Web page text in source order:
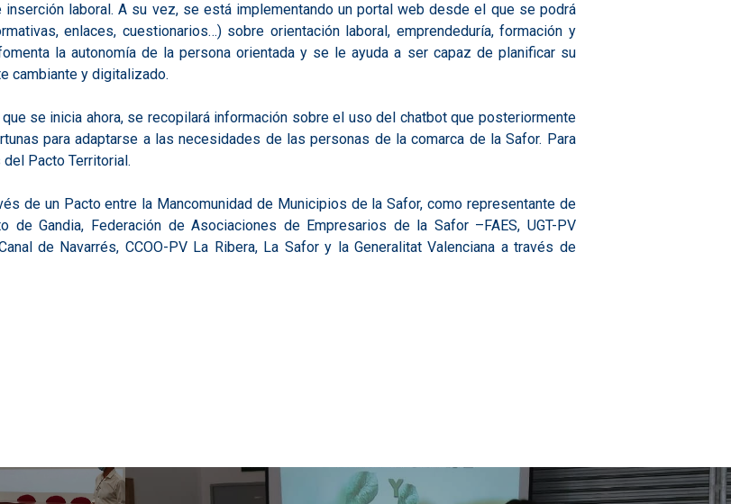
laboral. A su vez, se está implementando un portal web desde el que se podrá
enlaces, cuestionarios…) sobre orientación laboral, emprendeduría, formación y
la autonomía de la persona orientada y se le ayuda a ser capaz de planificar su
cambiante y digitalizado.
se inicia ahora, se recopilará información sobre el uso del chatbot que posteriormente
para adaptarse a las necesidades de las personas de la comarca de la Safor. Para
Pacto Territorial.
de un Pacto entre la Mancomunidad de Municipios de la Safor, como representante de
Gandia, Federación de Asociaciones de Empresarios de la Safor –FAES, UGT-PV
de Navarrés, CCOO-PV La Ribera, La Safor y la Generalitat Valenciana a través de